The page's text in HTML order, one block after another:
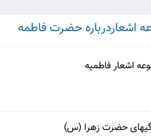
اشعاردرباره حضرت فاطمه
اشعار فاطمیه
حضرت زهرا (س)